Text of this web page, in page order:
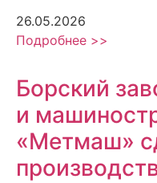
26.05.2026
Подробнее >>
Борский
и
«Метмаш»